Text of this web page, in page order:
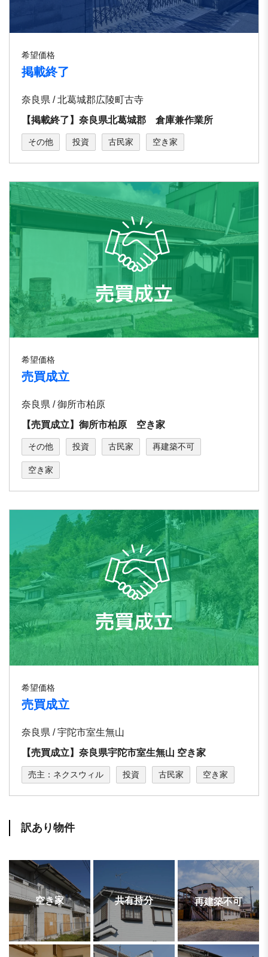
希望価格
掲載終了
奈良県 / 北葛城郡広陵町古寺
【掲載終了】奈良県北葛城郡 倉庫兼作業所
その他 投資 古民家 空き家
希望価格
売買成立
奈良県 / 御所市柏原
【売買成立】御所市柏原 空き家
その他 投資 古民家 再建築不可
空き家
希望価格
売買成立
奈良県 / 宇陀市室生無山
【売買成立】奈良県宇陀市室生無山 空き家
売主：ネクスウィル 投資 古民家 空き家
訳あり物件
空き家 共有持分 再建築不可